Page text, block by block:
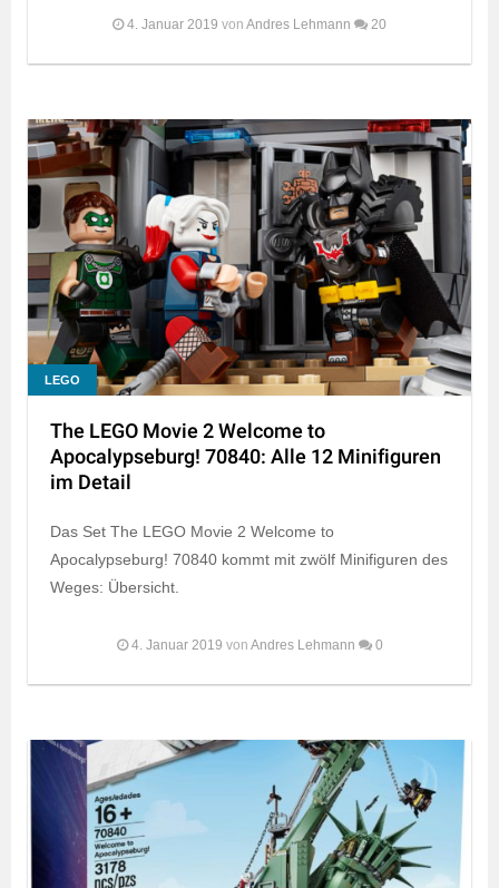
4. Januar 2019 von Andres Lehmann 20
LEGO
The LEGO Movie 2 Welcome to
Apocalypseburg! 70840: Alle 12 Minifiguren
im Detail
Das Set The LEGO Movie 2 Welcome to
Apocalypseburg! 70840 kommt mit zwölf Minifiguren des
Weges: Übersicht.
4. Januar 2019 von Andres Lehmann 0